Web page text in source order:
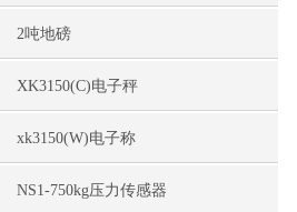
2吨地磅
XK3150(C)电子秤
xk3150(W)电子称
NS1-750kg压力传感器